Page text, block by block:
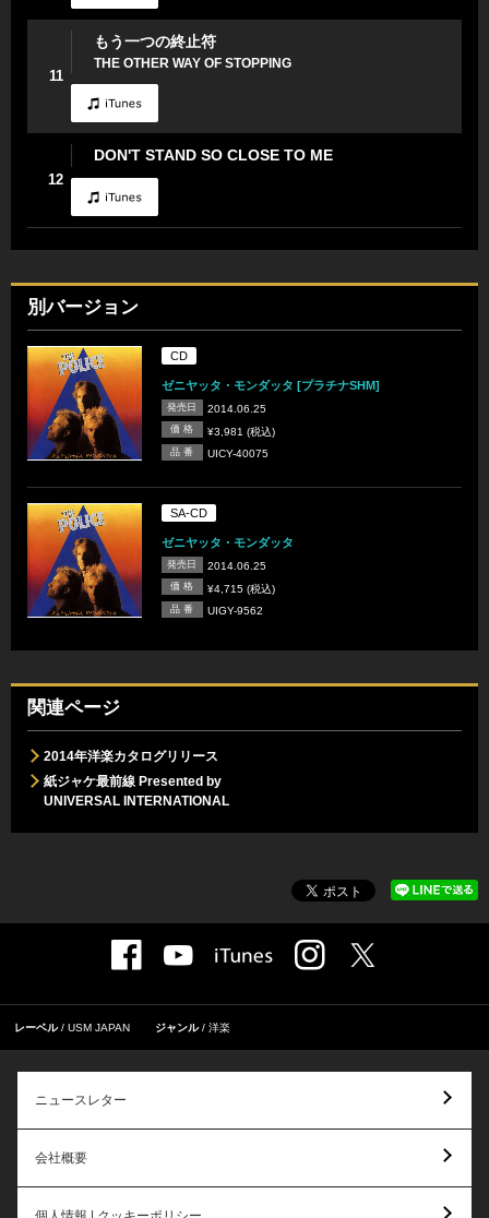
11
もう一つの終止符
THE OTHER WAY OF STOPPING
12
DON'T STAND SO CLOSE TO ME
別バージョン
CD
ゼニヤッタ・モンダッタ [プラチナSHM]
発売日 2014.06.25
価 格 ¥3,981 (税込)
品 番 UICY-40075
SA-CD
ゼニヤッタ・モンダッタ
発売日 2014.06.25
価 格 ¥4,715 (税込)
品 番 UIGY-9562
関連ページ
2014年洋楽カタログリリース
紙ジャケ最前線 Presented by
UNIVERSAL INTERNATIONAL
レーベル USM JAPAN ジャンル 洋楽
ニュースレター
会社概要